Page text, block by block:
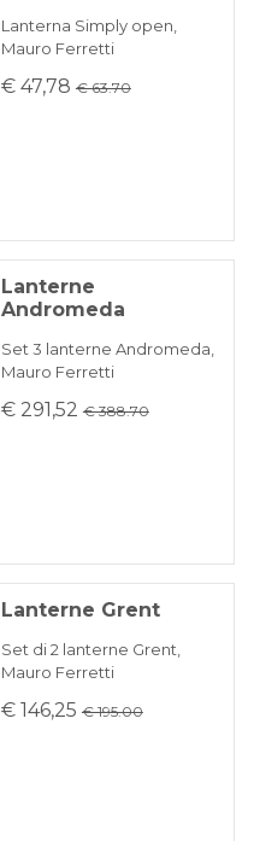
Lanterna Simply open,
Mauro Ferretti
€ 47,78 € 63.70
Lanterne
Andromeda
Set 3 lanterne Andromeda,
Mauro Ferretti
€ 291,52 € 388.70
Lanterne Grent
Set di 2 lanterne Grent,
Mauro Ferretti
€ 146,25 € 195.00